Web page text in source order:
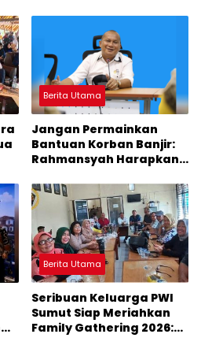
Berita Utama
Jangan Permainkan
Bantuan Korban Banjir:
Rahmansyah Harapkan
Masinton
Berita Utama
Seribuan Keluarga PWI
Sumut Siap Meriahkan
Family Gathering 2026: